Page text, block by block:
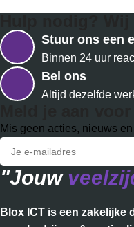
Stuur ons een
Binnen 24 uur
Bel ons
Altijd dezelfde
Mis geen acties, nieuws en
"Jouw
Blox ICT is een zakelijke